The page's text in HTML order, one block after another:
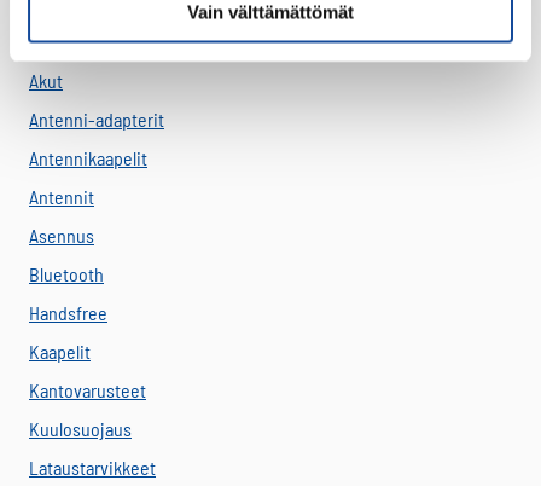
Vain välttämättömät
VIRVE -päätelaitteet
Akut
Antenni-adapterit
Antennikaapelit
Antennit
Asennus
Bluetooth
Handsfree
Kaapelit
Kantovarusteet
Kuulosuojaus
Lataustarvikkeet